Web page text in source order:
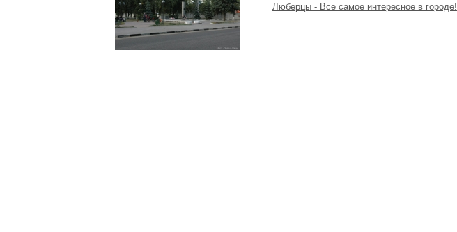
Люберцы - Все самое интересное в городе!